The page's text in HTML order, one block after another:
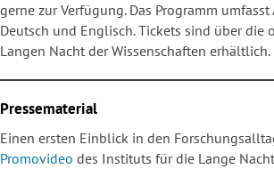
gerne zur Verfügung. Das Programm
Deutsch und Englisch. Tickets sind über die
Langen Nacht der Wissenschaften erhältlich.
Pressematerial
Einen ersten Einblick in den
Promovideo des Instituts für die Lange